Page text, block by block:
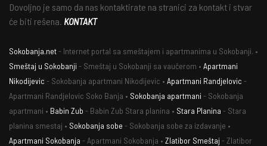
Dovoljno je samo da nas kontaktirate na stranici za kontakt i stvar
će biti rešena. KONTAKT
Sokobanja.net- Internet portal sa smeštajem i apartmanima u Sokobanji. •
Smeštaj u Sokobanji - Smeštaj u Sokobanji sa vaučerom • Apartmani
Nikodijevic - Sokobanja apartmani Nikodijevic • Apartmani Randjelovic -
Apartmani Randjelovic Soko Banja • Sokobanja apartmani - Sokobanja
apartmani • Babin Zub - Babin Zub Stara planina • Stara Planina - Stara
planina smestaj • Sokobanja sobe - Sokobanja sobe za izdavanje •
Apartmani Sokobanja - Apartmani Sokobanja • Zlatibor Smeštaj - Zlatibor